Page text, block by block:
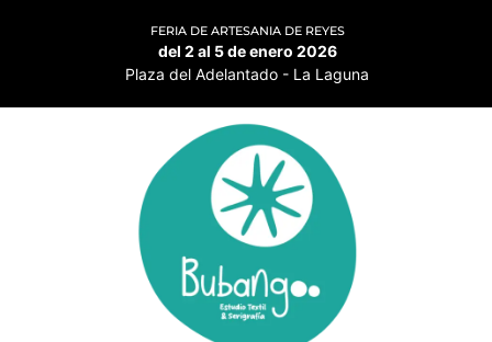
FERIA DE ARTESANIA DE REYES
del 2 al 5 de enero 2026
Plaza del Adelantado - La Laguna